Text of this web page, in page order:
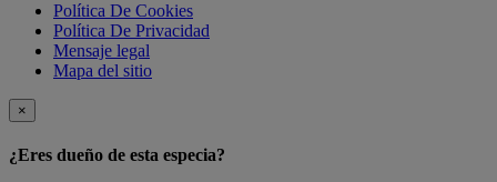
Política De Cookies
Política De Privacidad
Mensaje legal
Mapa del sitio
×
¿Eres dueño de esta especia?